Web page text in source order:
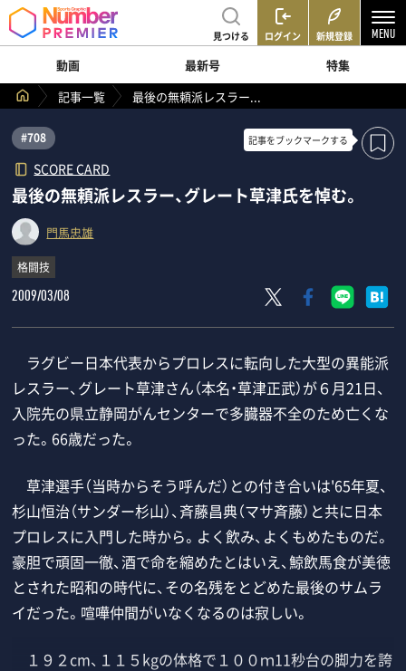
見つける ログイン 新規登録
動画 最新号
特集
記事一覧
最後の無頼派レスラー...
#708
SCORE CARD
記事をブックマークする
最後の無頼派レスラー、グレート草津氏を悼む。
門馬忠雄
格闘技
2009/03/08
ラグビー日本代表からプロレスに転向した大型の異能派
レスラー、グレート草津さん（本名・草津正武）が６月21日、
入院先の県立静岡がんセンターで多臓器不全のため亡くな
った。66歳だった。
草津選手（当時からそう呼んだ）との付き合いは'65年夏、
杉山恒治（サンダー杉山）、斉藤昌典（マサ斉藤）と共に日本
プロレスに入門した時から。よく飲み、よくもめたものだ。
豪胆で頑固一徹、酒で命を縮めたとはいえ、鯨飲馬食が美徳
とされた昭和の時代に、その名残をとどめた最後のサムラ
イだった。喧嘩仲間がいなくなるのは寂しい。
１９２cm、１１５kgの体格で１００ｍ11秒台の脚力を誇